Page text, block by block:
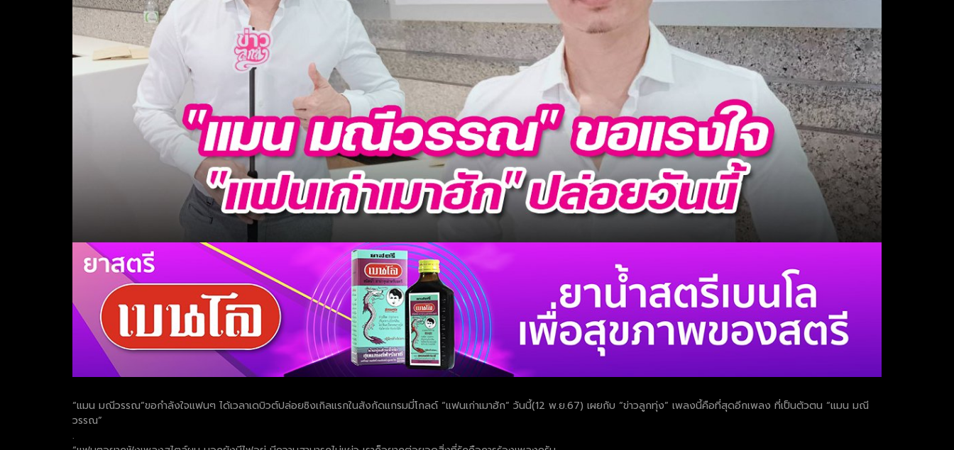
“แมน มณีวรรณ”ขอกำลังใจแฟนๆ ได้เวลาเดบิวต์ปล่อยซิงเกิลแรกในสังกัดแกรมมี่โกลด์ “แฟนเก่าเมาฮัก” วันนี้(12 พ.ย.67) เผยกับ “ข่าวลูกทุ่ง” เพลงนี้คือที่สุดอีกเพลง ที่เป็นตัวตน “แมน มณี
วรรณ”
.